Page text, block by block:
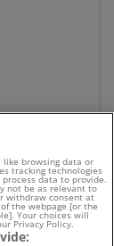
like browsing data or
tracking technologies
data to provide.
not be as relevant to
withdraw consent at
the webpage [or the
Your choices will
Privacy Policy.